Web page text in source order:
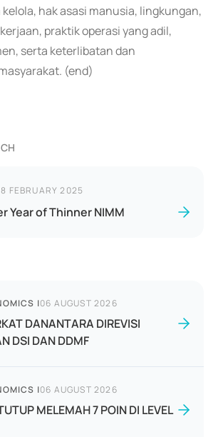
hak asasi manusia, lingkungan,
praktik operasi yang adil,
serta keterlibatan dan
(end)
FEBRUARY 2025
Year of Thinner NIMM
|06 AUGUST 2026
DANANTARA DIREVISI
DSI DAN DDMF
|06 AUGUST 2026
MELEMAH 7 POIN DI LEVEL